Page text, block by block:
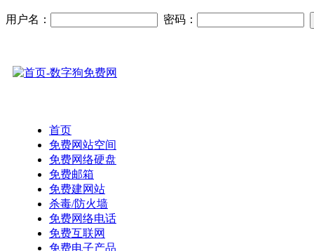
用户名： 密码：
首页
免费网站空间
免费网络硬盘
免费邮箱
免费建网站
杀毒/防火墙
免费网络电话
免费互联网
免费电子产品